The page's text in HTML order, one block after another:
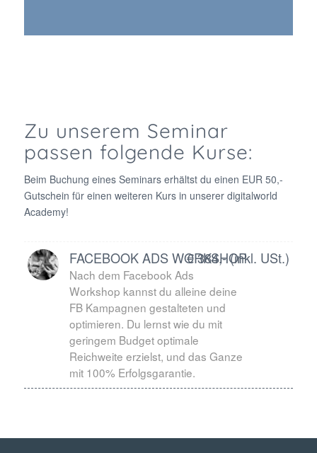
Zu unserem Seminar
passen folgende Kurse:
Beim Buchung eines Seminars erhältst du einen EUR 50,-
Gutschein für einen weiteren Kurs in unserer digitalworld
Academy!
FACEBOOK ADS WORKSHOP
€ 384,- (inkl. USt.)
Nach dem Facebook Ads
Workshop kannst du alleine deine
FB Kampagnen gestalteten und
optimieren. Du lernst wie du mit
geringem Budget optimale
Reichweite erzielst, und das Ganze
mit 100% Erfolgsgarantie.